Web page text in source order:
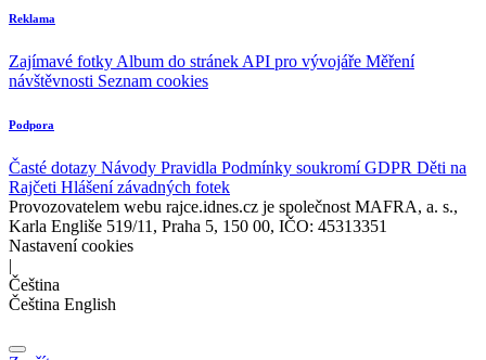
Reklama
Zajímavé fotky Album do stránek API pro vývojáře Měření
návštěvnosti Seznam cookies
Podpora
Časté dotazy Návody Pravidla Podmínky soukromíGDPR Děti na
Rajčeti Hlášení závadných fotek
Provozovatelem webu rajce.idnes.cz je společnost MAFRA, a. s.,
Karla Engliše 519/11, Praha 5, 150 00, IČO: 45313351
Nastavení cookies
|
Čeština
Čeština English